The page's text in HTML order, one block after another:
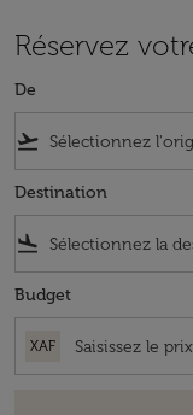
Réservez
De
flight_takeoff
Destination
flight_land
Budget
XAF